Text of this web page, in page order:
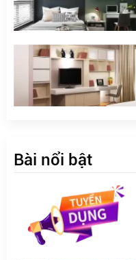
Bài nổi bật